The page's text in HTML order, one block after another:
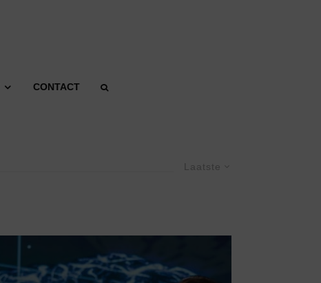
CONTACT
Laatste